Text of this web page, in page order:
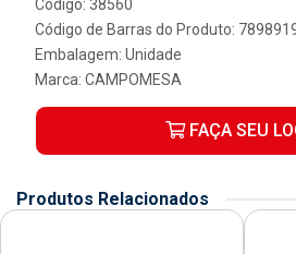
Código: 38560
Código de Barras do Produto:
Embalagem: Unidade
Marca: CAMPOMESA
FAÇA SEU
Produtos Relacionados